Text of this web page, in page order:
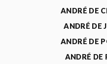
ANDRÉ DE
ANDRÉ DE
ANDRÉ DE
ANDRÉ DE